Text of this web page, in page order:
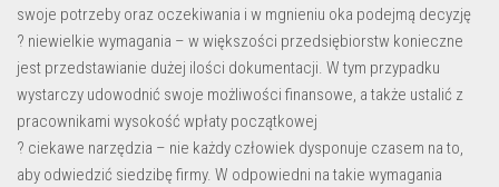
swoje potrzeby oraz oczekiwania i w mgnieniu oka podejmą decyzję
? niewielkie wymagania – w większości przedsiębiorstw konieczne
jest przedstawianie dużej ilości dokumentacji. W tym przypadku
wystarczy udowodnić swoje możliwości finansowe, a także ustalić z
pracownikami wysokość wpłaty początkowej
? ciekawe narzędzia – nie każdy człowiek dysponuje czasem na to,
aby odwiedzić siedzibę firmy. W odpowiedni na takie wymagania